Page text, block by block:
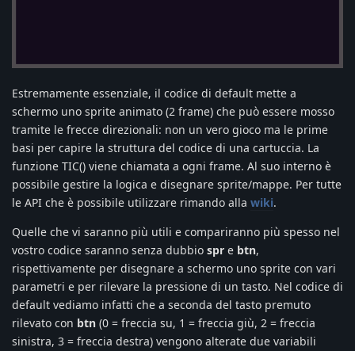
Estremamente essenziale, il codice di default mette a
schermo uno sprite animato (2 frame) che può essere mosso
tramite le frecce direzionali: non un vero gioco ma le prime
basi per capire la struttura del codice di una cartuccia. La
funzione TIC() viene chiamata a ogni frame. Al suo interno è
possibile gestire la logica e disegnare sprite/mappe. Per tutte
le API che è possibile utilizzare rimando alla wiki.
Quelle che vi saranno più utili e compariranno più spesso nel
vostro codice saranno senza dubbio spr e btn,
rispettivamente per disegnare a schermo uno sprite con vari
parametri e per rilevare la pressione di un tasto. Nel codice di
default vediamo infatti che a seconda del tasto premuto
rilevato con btn (0 = freccia su, 1 = freccia giù, 2 = freccia
sinistra, 3 = freccia destra) vengono alterate due variabili